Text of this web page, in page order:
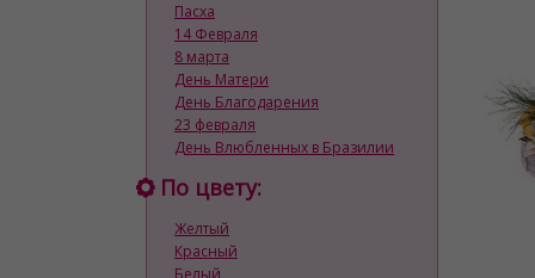
Пасха
14 Февраля
8 марта
День Матери
День Благодарения
23 февраля
День Влюбленных в Бразилии
По цвету:
Желтый
Красный
Белый